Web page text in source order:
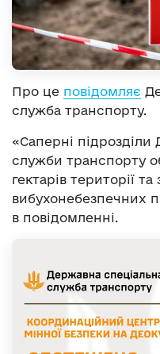
Про це повідомляє
служба транспорту.
«Саперні підрозділи
служби транспорту
гектарів території
вибухонебезпечних
в повідомленні.